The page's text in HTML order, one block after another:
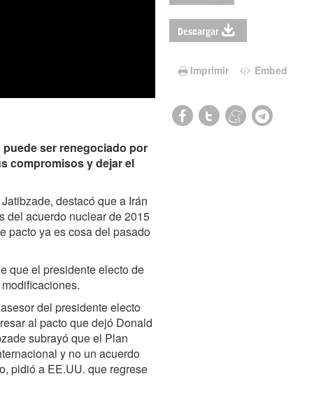
Descargar
Imprimir Embed
ser renegociado por
compromisos y dejar el
destacó que a Irán
del acuerdo nuclear de 2015
pacto ya es cosa del pasado
que el presidente electo de
del presidente electo
al pacto que dejó Donald
subrayó que el Plan
y no un acuerdo
pidió a EE.UU. que regrese